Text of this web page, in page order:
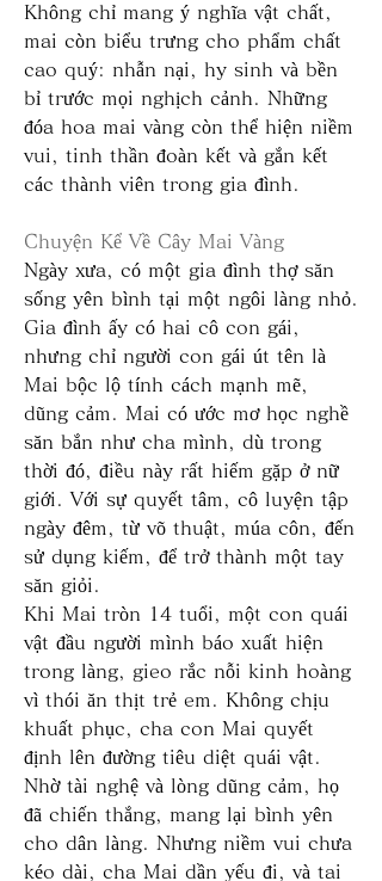
Không chỉ mang ý nghĩa vật chất,
mai còn biểu trưng cho phẩm chất
cao quý: nhẫn nại, hy sinh và bền
bỉ trước mọi nghịch cảnh. Những
đóa hoa mai vàng còn thể hiện niềm
vui, tinh thần đoàn kết và gắn kết
các thành viên trong gia đình.
Chuyện Kể Về Cây Mai Vàng
Ngày xưa, có một gia đình thợ săn
sống yên bình tại một ngôi làng nhỏ.
Gia đình ấy có hai cô con gái,
nhưng chỉ người con gái út tên là
Mai bộc lộ tính cách mạnh mẽ,
dũng cảm. Mai có ước mơ học nghề
săn bắn như cha mình, dù trong
thời đó, điều này rất hiếm gặp ở nữ
giới. Với sự quyết tâm, cô luyện tập
ngày đêm, từ võ thuật, múa côn, đến
sử dụng kiếm, để trở thành một tay
săn giỏi.
Khi Mai tròn 14 tuổi, một con quái
vật đầu người mình báo xuất hiện
trong làng, gieo rắc nỗi kinh hoàng
vì thói ăn thịt trẻ em. Không chịu
khuất phục, cha con Mai quyết
định lên đường tiêu diệt quái vật.
Nhờ tài nghệ và lòng dũng cảm, họ
đã chiến thắng, mang lại bình yên
cho dân làng. Nhưng niềm vui chưa
kéo dài, cha Mai dần yếu đi, và tai